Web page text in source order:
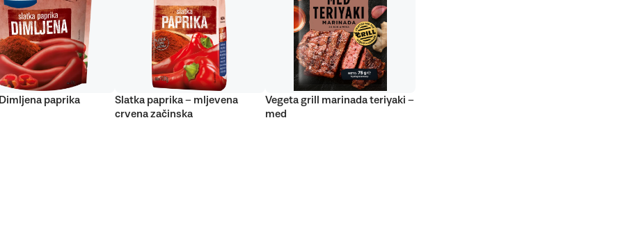
Dimljena paprika
Slatka paprika – mljevena
crvena začinska
Vegeta grill marinada teriyaki –
med